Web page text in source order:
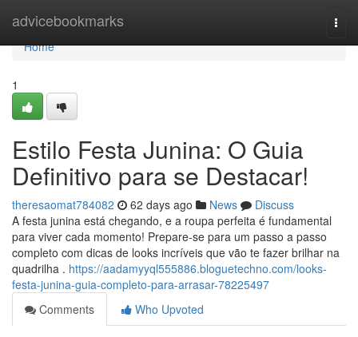
advicebookmarks
Home
Home
1
Estilo Festa Junina: O Guia
Definitivo para se Destacar!
theresaomat784082 62 days ago News
Discuss
A festa junina está chegando, e a roupa perfeita é fundamental
para viver cada momento! Prepare-se para um passo a passo
completo com dicas de looks incríveis que vão te fazer brilhar na
quadrilha . https://aadamyyql555886.bloguetechno.com/looks-
festa-junina-guia-completo-para-arrasar-78225497
Comments
Who Upvoted